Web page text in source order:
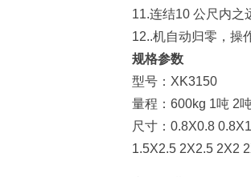
11.连结10 公尺内之
12..机自动归零，操
规格参数
型号：XK3150
量程：600kg 1吨 2
尺寸：0.8X0.8
1.5X2.5 2X2.5 2X2